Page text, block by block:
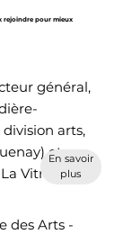
rejoindre pour mieux
général,
arts,
et
Vitrine)
En savoir
plus
des Arts -